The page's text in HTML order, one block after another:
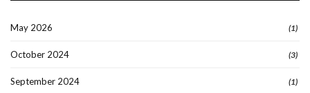
May 2026 (1)
October 2024 (3)
September 2024 (1)